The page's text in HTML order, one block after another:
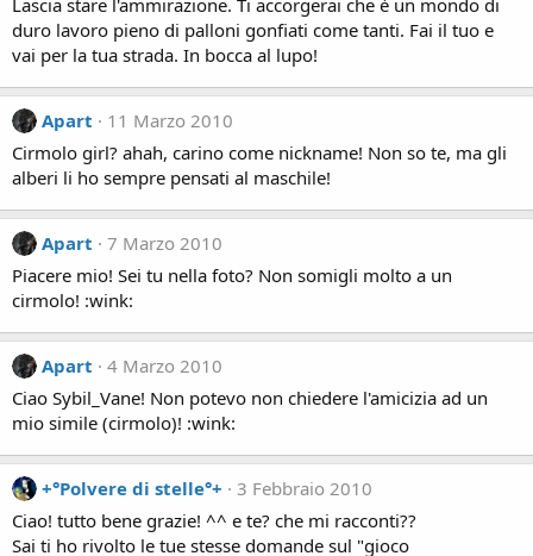
Lascia stare l'ammirazione. Ti accorgerai che è un mondo di
duro lavoro pieno di palloni gonfiati come tanti. Fai il tuo e
vai per la tua strada. In bocca al lupo!
Apart
11 Marzo 2010
Cirmolo girl? ahah, carino come nickname! Non so te, ma gli
alberi li ho sempre pensati al maschile!
Apart
7 Marzo 2010
Piacere mio! Sei tu nella foto? Non somigli molto a un
cirmolo! :wink:
Apart
4 Marzo 2010
Ciao Sybil_Vane! Non potevo non chiedere l'amicizia ad un
mio simile (cirmolo)! :wink:
+°Polvere di stelle°+
3 Febbraio 2010
Ciao! tutto bene grazie! ^^ e te? che mi racconti??
Sai ti ho rivolto le tue stesse domande sul "gioco